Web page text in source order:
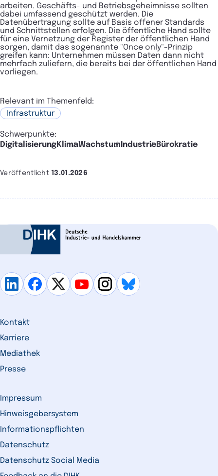
arbeiten. Geschäfts- und Betriebsgeheimnisse sollten
dabei umfassend geschützt werden. Die
Datenübertragung sollte auf Basis offener Standards
und Schnittstellen erfolgen. Die öffentliche Hand sollte
für eine Vernetzung der Register der öffentlichen Hand
sorgen, damit das sogenannte "Once only"-Prinzip
greifen kann: Unternehmen müssen Daten dann nicht
mehrfach zuliefern, die bereits bei der öffentlichen Hand
vorliegen.
Relevant im Themenfeld:
Infrastruktur
Schwerpunkte:
DigitalisierungKlimaWachstum IndustrieBürokratie
Veröffentlicht13.01.2026
Kontakt
Karriere
Mediathek
Presse
Impressum
Hinweisgebersystem
Informationspflichten
Datenschutz
Datenschutz Social Media